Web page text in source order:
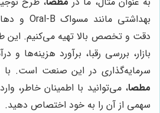
دقت و تخصص بالا تهیه می‌کنیم. این
بازار، بررسی رقبا، برآورد هزینه‌ها و
سرمایه‌گذاری در این صنعت است. با
مطصا، می‌توانید با اطمینان خاطر،
سهمی از آن را به خود اختصاص دهید.